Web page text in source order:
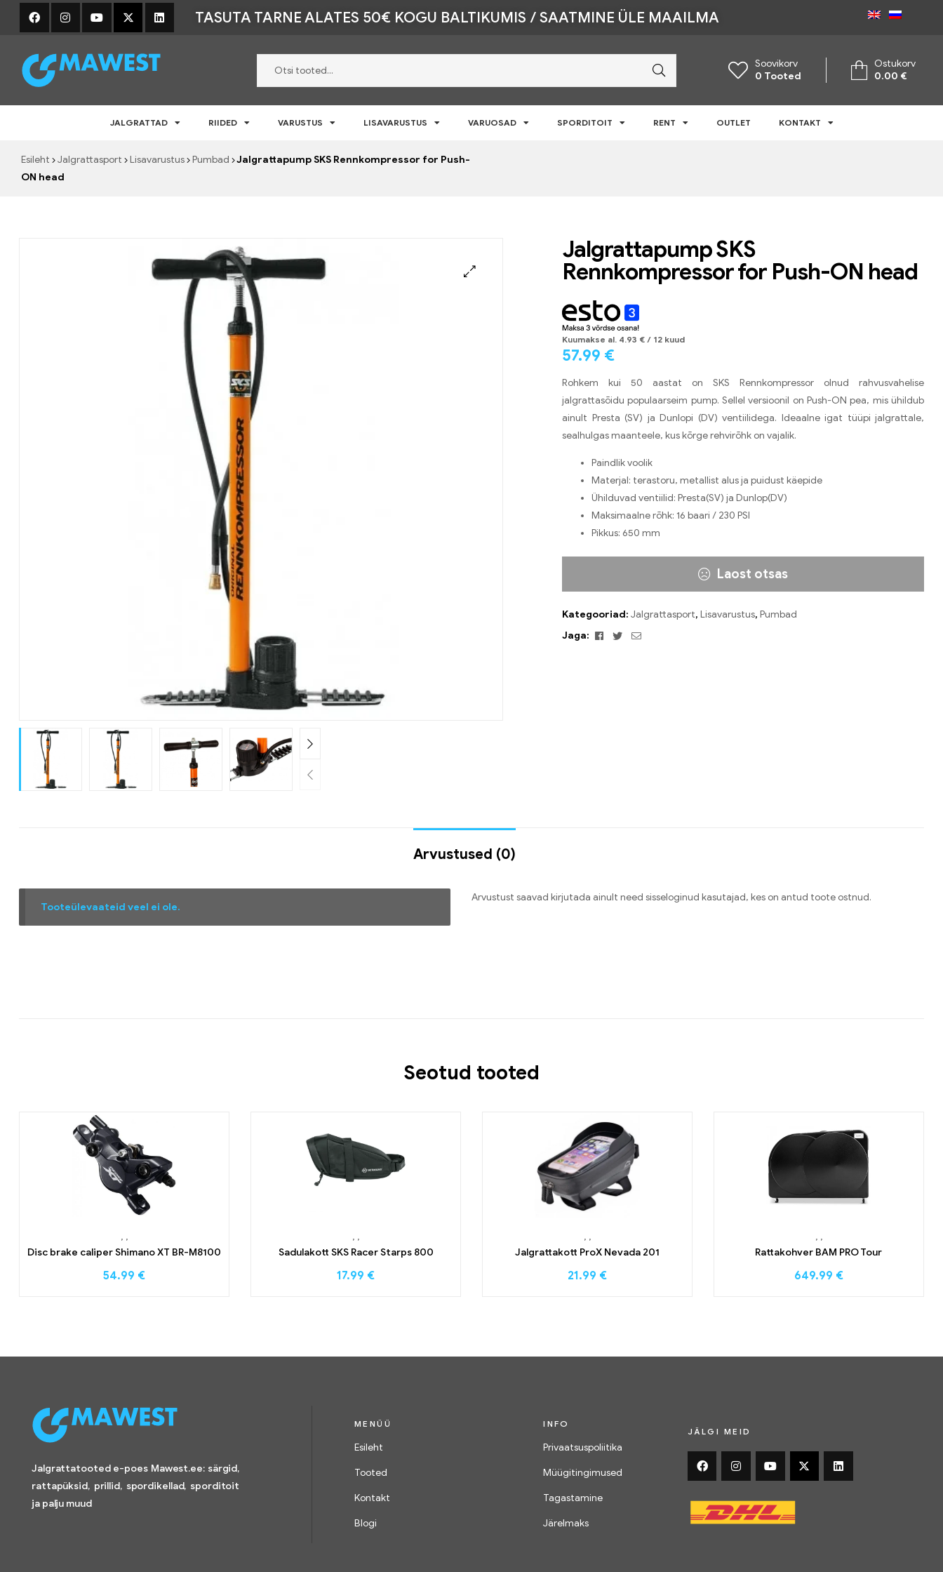
TASUTA TARNE ALATES 50€ KOGU BALTIKUMIS / SAATMINE ÜLE MAAILMA
Mawest
pood
–
Soovikorv
0 Tooted
Ostukorv
0.00 €
JALGRATTAD RIIDED VARUSTUS LISAVARUSTUS VARUOSAD SPORDITOIT RENT OUTLET KONTAKT
Esileht Jalgrattasport Lisavarustus Pumbad
Jalgrattapump SKS Rennkompressor for Push-
ON head
Jalgrattapump SKS
Rennkompressor for Push-ON head
Kuumakse al. 4.93 € / 12 kuud
57.99 €
Rohkem kui 50 aastat on SKS Rennkompressor olnud rahvusvahelise
jalgrattasõidu populaarseim pump. Sellel versioonil on Push-ON pea, mis ühildub
ainult Presta (SV) ja Dunlopi (DV) ventiilidega. Ideaalne igat tüüpi jalgrattale,
sealhulgas maanteele, kus kõrge rehvirõhk on vajalik.
Paindlik voolik
Materjal: terastoru, metallist alus ja puidust käepide
Ühilduvad ventiilid: Presta(SV) ja Dunlop(DV)
Maksimaalne rõhk: 16 baari / 230 PSI
Pikkus: 650 mm
Laost otsas
Kategooriad: Jalgrattasport, Lisavarustus, Pumbad
Jaga:
Facebook
TwitterEmail
Arvustused (0)
Tooteülevaateid veel ei ole.
Arvustust saavad kirjutada ainult need sisseloginud kasutajad, kes on antud toote ostnud.
Seotud tooted
, ,
Disc brake caliper Shimano XT BR-M8100
54.99 €
, ,
Sadulakott SKS Racer Starps 800
17.99 €
, ,
Jalgrattakott ProX Nevada 201
21.99 €
, ,
Rattakohver BAM PRO Tour
649.99 €
Jalgrattatooted e-poes Mawest.ee: särgid,
rattapüksid, prillid, spordikellad, sporditoit
ja palju muud
MENÜÜ
Esileht
Tooted
Kontakt
Blogi
INFO
Privaatsuspoliitika
Müügitingimused
Tagastamine
Järelmaks
JÄLGI MEID